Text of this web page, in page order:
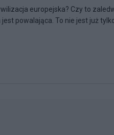
europejska? Czy to
powalająca. To nie jest już